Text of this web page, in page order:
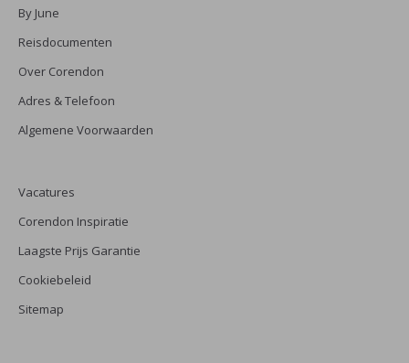
By June
Reisdocumenten
Over Corendon
Adres & Telefoon
Algemene Voorwaarden
Vacatures
Corendon Inspiratie
Laagste Prijs Garantie
Cookiebeleid
Sitemap